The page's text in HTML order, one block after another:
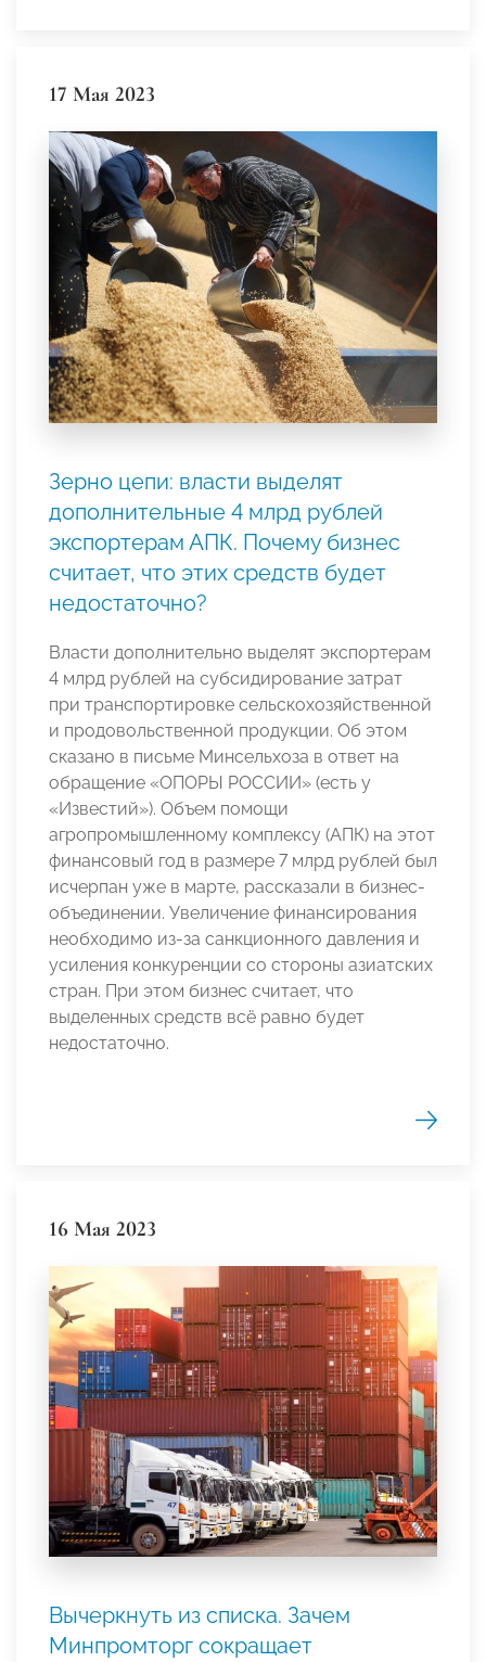
17 Мая 2023
Зерно цепи: власти выделят
дополнительные 4 млрд рублей
экспортерам АПК. Почему бизнес
считает, что этих средств будет
недостаточно?
Власти дополнительно выделят экспортерам
4 млрд рублей на субсидирование затрат
при транспортировке сельскохозяйственной
и продовольственной продукции. Об этом
сказано в письме Минсельхоза в ответ на
обращение «ОПОРЫ РОССИИ» (есть у
«Известий»). Объем помощи
агропромышленному комплексу (АПК) на этот
финансовый год в размере 7 млрд рублей был
исчерпан уже в марте, рассказали в бизнес-
объединении. Увеличение финансирования
необходимо из-за санкционного давления и
усиления конкуренции со стороны азиатских
стран. При этом бизнес считает, что
выделенных средств всё равно будет
недостаточно.
16 Мая 2023
Вычеркнуть из списка. Зачем
Минпромторг сокращает